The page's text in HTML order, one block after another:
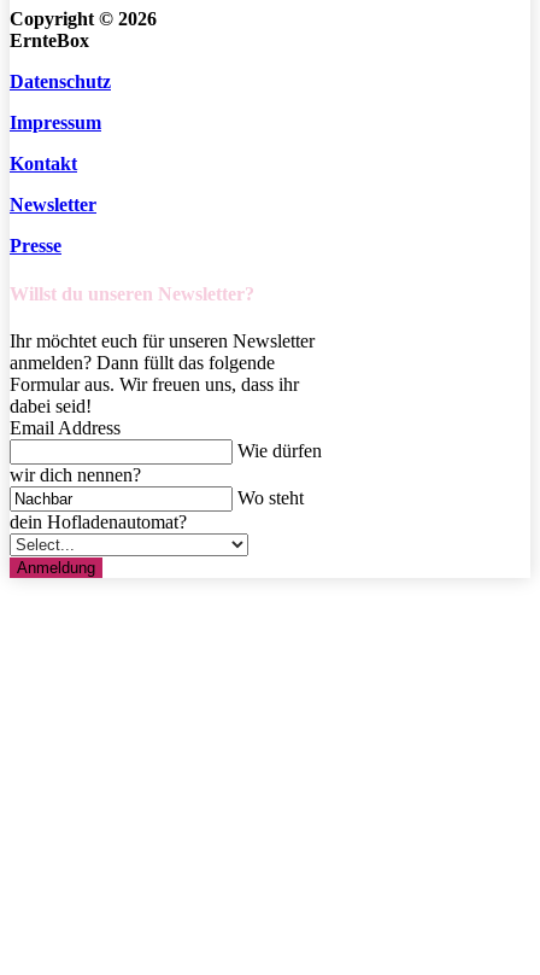
Copyright © 2026
ErnteBox
Datenschutz
Impressum
Kontakt
Newsletter
Presse
Willst du unseren Newsletter?
Ihr möchtet euch für unseren Newsletter
anmelden? Dann füllt das folgende
Formular aus. Wir freuen uns, dass ihr
dabei seid!
Email Address
Wie dürfen
wir dich nennen?
Wo steht
dein Hofladenautomat?
Anmeldung